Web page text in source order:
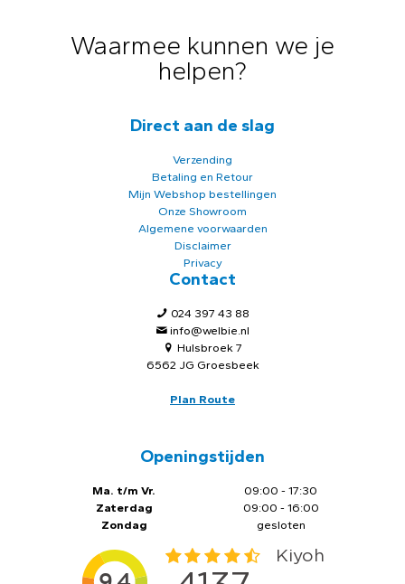
Waarmee kunnen we je
helpen?
Direct aan de slag
Verzending
Betaling en Retour
Mijn Webshop bestellingen
Onze Showroom
Algemene voorwaarden
Disclaimer
Privacy
Contact
024 397 43 88
info@welbie.nl
Hulsbroek 7
6562 JG Groesbeek
Plan Route
Openingstijden
Ma. t/m Vr.
Zaterdag
Zondag
09:00 - 17:30
09:00 - 16:00
gesloten